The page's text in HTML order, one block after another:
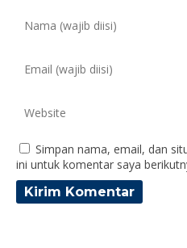
Simpan nama, email, dan
ini untuk komentar saya